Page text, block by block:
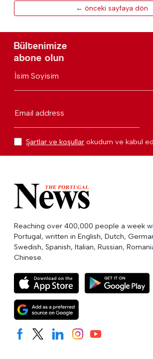
← önceki sayfaya dön
Bültenimize
abone olun
İsim Soyisim
Email address
Şartlar ve koşullar okudum ve kabul
Reaching over 400,000 people a week
Portugal, written in English, Dutch,
Swedish, Spanish, Italian, Russian,
Chinese.